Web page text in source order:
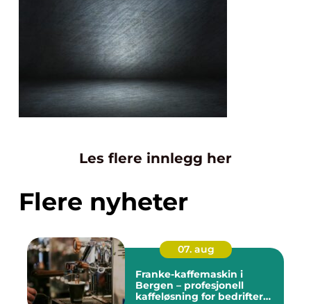
Les flere innlegg her
Flere nyheter
07. aug
Franke-kaffemaskin i
Bergen – profesjonell
kaffeløsning for bedrifter